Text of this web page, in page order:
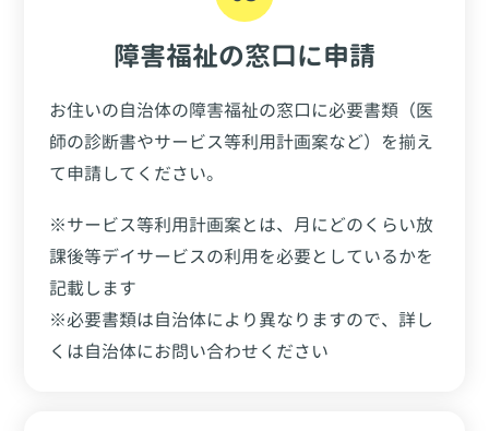
障害福祉の窓口に申請
お住いの自治体の障害福祉の窓口に必要書類（医
師の診断書やサービス等利用計画案など）を揃え
て申請してください。
※サービス等利用計画案とは、月にどのくらい放
課後等デイサービスの利用を必要としているかを
記載します
※必要書類は自治体により異なりますので、詳し
くは自治体にお問い合わせください